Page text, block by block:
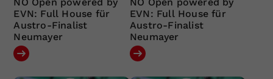
EVN: Full House für
Austro-Finalist
Neumayer
EVN: Full House für
Austro-Finalist
Neumayer